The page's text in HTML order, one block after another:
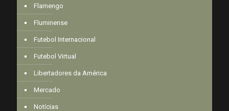
Flamengo
Fluminense
Futebol Internacional
Futebol Virtual
Libertadores da América
Mercado
Notícias